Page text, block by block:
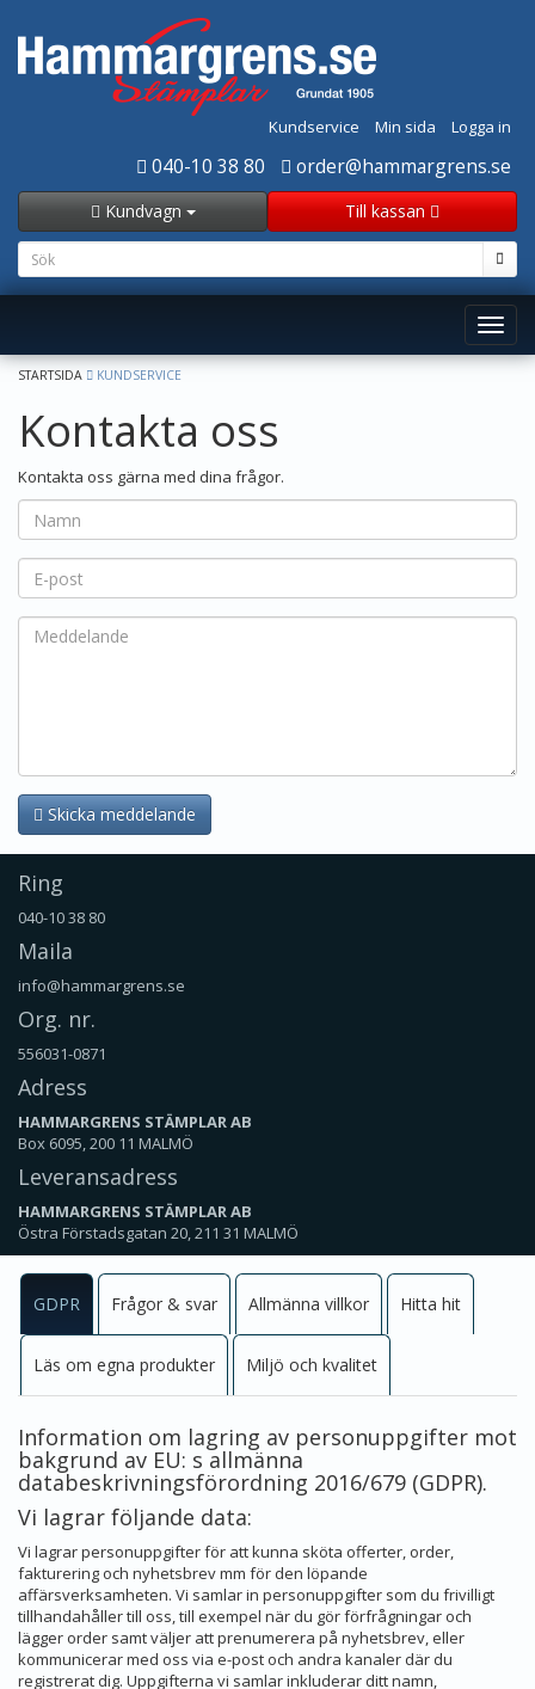
Kundservice Min sida Logga in
040-10 38 80 order@hammargrens.se
Kundvagn Till kassan
STARTSIDA KUNDSERVICE
Kontakta oss
Kontakta oss gärna med dina frågor.
Skicka meddelande
Ring
040-10 38 80
Maila
info@hammargrens.se
Org. nr.
556031-0871
Adress
HAMMARGRENS STÄMPLAR AB
Box 6095, 200 11 MALMÖ
Leveransadress
HAMMARGRENS STÄMPLAR AB
Östra Förstadsgatan 20, 211 31 MALMÖ
GDPR Frågor & svar Allmänna villkor Hitta hit
Läs om egna produkter Miljö och kvalitet
Information om lagring av personuppgifter mot
bakgrund av EU: s allmänna
databeskrivningsförordning 2016/679 (GDPR).
Vi lagrar följande data:
Vi lagrar personuppgifter för att kunna sköta offerter, order,
fakturering och nyhetsbrev mm för den löpande
affärsverksamheten. Vi samlar in personuppgifter som du frivilligt
tillhandahåller till oss, till exempel när du gör förfrågningar och
lägger order samt väljer att prenumerera på nyhetsbrev, eller
kommunicerar med oss via e-post och andra kanaler där du
registrerat dig. Uppgifterna vi samlar inkluderar ditt namn,